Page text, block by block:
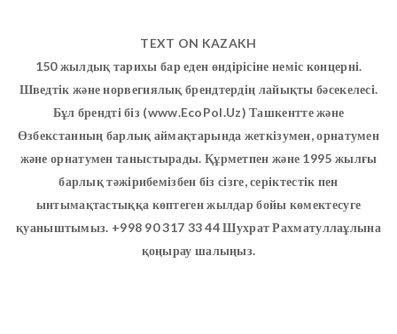
TEXT ON KAZAKH
150 жылдық тарихы бар еден өндірісіне неміс концерні.
Шведтік және норвегиялық брендтердің лайықты бәсекелесі.
Бұл брендті біз (www.EcoPol.Uz) Ташкентте және
Өзбекстанның барлық аймақтарында жеткізумен, орнатумен
және орнатумен таныстырады. Құрметпен және 1995 жылғы
барлық тәжірибемізбен біз сізге, серіктестік пен
ынтымақтастыққа көптеген жылдар бойы көмектесуге
қуаныштымыз. +998 90 317 33 44 Шухрат Рахматуллаұлына
қоңырау шалыңыз.